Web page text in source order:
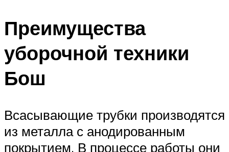
Преимущества
уборочной техники
Бош
Всасывающие трубки производятся
из металла с анодированным
покрытием. В процессе работы они